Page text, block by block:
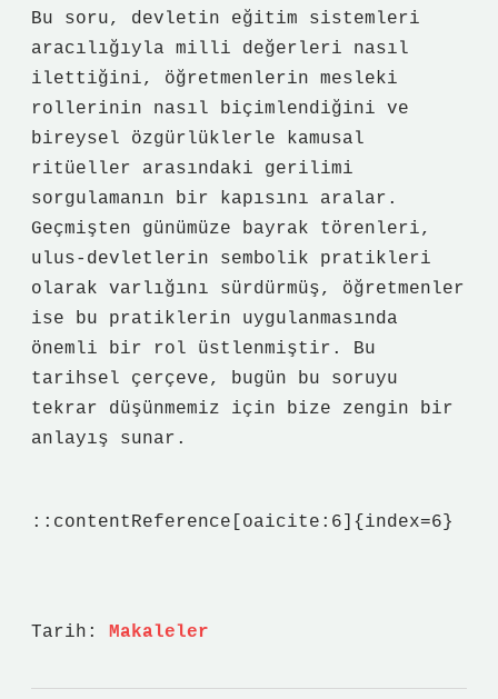
Bu soru, devletin eğitim sistemleri
aracılığıyla milli değerleri nasıl
ilettiğini, öğretmenlerin mesleki
rollerinin nasıl biçimlendiğini ve
bireysel özgürlüklerle kamusal
ritüeller arasındaki gerilimi
sorgulamanın bir kapısını aralar.
Geçmişten günümüze bayrak törenleri,
ulus‑devletlerin sembolik pratikleri
olarak varlığını sürdürmüş, öğretmenler
ise bu pratiklerin uygulanmasında
önemli bir rol üstlenmiştir. Bu
tarihsel çerçeve, bugün bu soruyu
tekrar düşünmemiz için bize zengin bir
anlayış sunar.
::contentReference[oaicite:6]{index=6}
Tarih: Makaleler